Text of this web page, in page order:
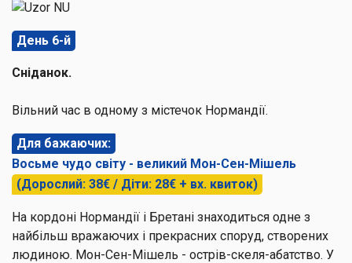
День 6-й
Сніданок.
Вільний час в одному з містечок Нормандії.
Для бажаючих:
Восьме чудо світу - великий Мон-Сен-Мішель
(Дорослий: 38€ / Діти: 28€ + вх. квиток)
На кордоні Нормандії і Бретані знаходиться одне з
найбільш вражаючих і прекрасних споруд, створених
людиною. Мон-Сен-Мішель - острів-скеля-абатство. У